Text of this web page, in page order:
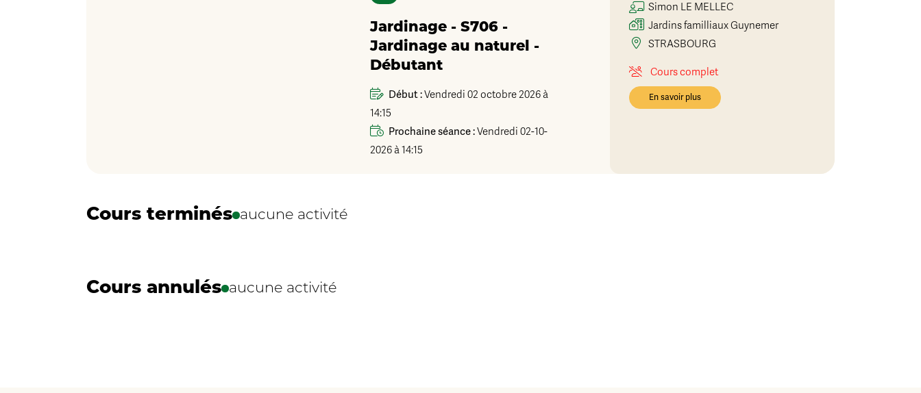
Jardinage - S706 -
Jardinage au naturel -
Débutant
Début :Vendredi 02 octobre 2026 à
14:15
Prochaine séance :Vendredi 02-10-
2026 à 14:15
Simon LE MELLEC
Jardins familliaux Guynemer
STRASBOURG
Cours complet
En savoir plus
Cours terminés aucune activité
Cours annulés aucune activité